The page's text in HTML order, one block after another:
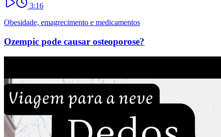
3:16
Obesidade, emagrecimento e medicamentos
Ozempic pode causar osteoporose?